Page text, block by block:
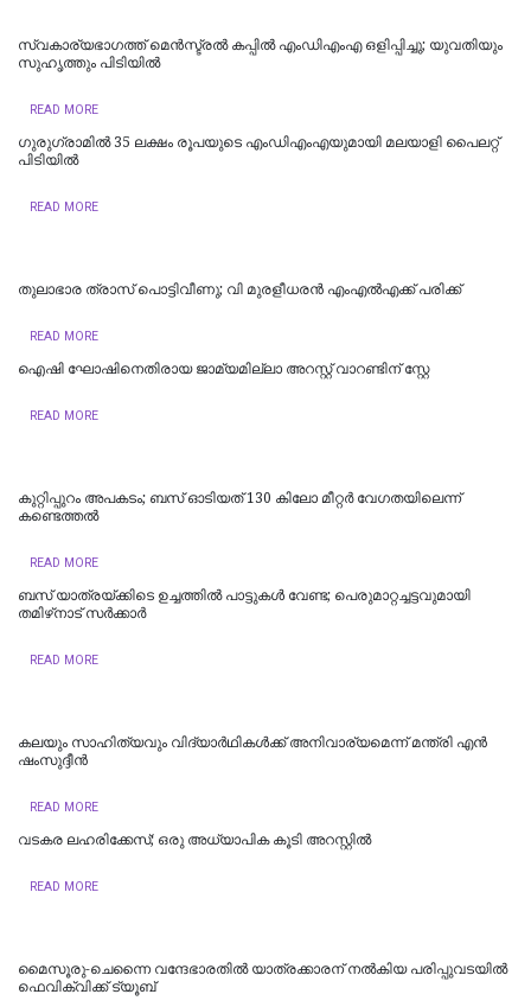
സ്വകാര്യഭാഗത്ത് മെൻസ്ട്രൽ കപ്പിൽ എംഡിഎംഎ ഒളിപ്പിച്ചു; യുവതിയും
സുഹൃത്തും പിടിയിൽ
READ MORE
ഗുരുഗ്രാമിൽ 35 ലക്ഷം രൂപയുടെ എംഡിഎംഎയുമായി മലയാളി പൈലറ്റ്
പിടിയില്‍
READ MORE
തുലാഭാര ത്രാസ് പൊട്ടിവീണു; വി മുരളീധരന്‍ എംഎല്‍എക്ക് പരിക്ക്
READ MORE
ഐഷി ഘോഷിനെതിരായ ജാമ്യമില്ലാ അറസ്റ്റ് വാറണ്ടിന് സ്റ്റേ
READ MORE
കുറ്റിപ്പുറം അപകടം; ബസ് ഓടിയത് 130 കിലോ മീറ്റർ വേഗതയിലെന്ന്
കണ്ടെത്തൽ
READ MORE
ബസ് യാത്രയ്ക്കിടെ ഉച്ചത്തിൽ പാട്ടുകൾ വേണ്ട; പെരുമാറ്റച്ചട്ടവുമായി
തമിഴ്‌നാട് സര്‍ക്കാര്‍
READ MORE
കലയും സാഹിത്യവും വിദ്യാർഥികൾക്ക് അനിവാര്യമെന്ന് മന്ത്രി എൻ
ഷംസുദ്ദീൻ
READ MORE
വടകര ലഹരിക്കേസ്; ഒരു അധ്യാപിക കൂടി അറസ്റ്റില്‍
READ MORE
മൈസൂരു-ചെന്നൈ വന്ദേഭാരതില്‍ യാത്രക്കാരന് നല്‍കിയ പരിപ്പുവടയില്‍
ഫെവിക്വിക്ക് ട്യൂബ്